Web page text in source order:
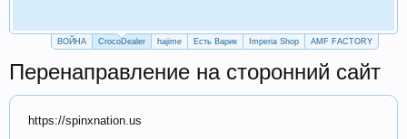
ВОЙНА CrocoDealer hajime Есть Варик Imperia Shop AMF FACTORY
Перенаправление на сторонний сайт
https://spinxnation.us